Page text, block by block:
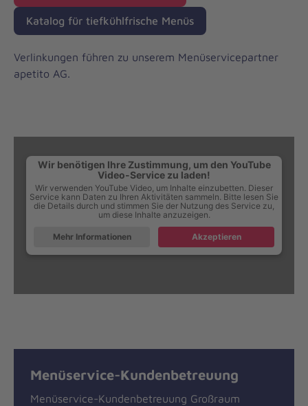
Katalog für tiefkühlfrische Menüs
Verlinkungen führen zu unserem Menüservicepartner
apetito AG.
Wir benötigen Ihre Zustimmung, um den YouTube
Video-Service zu laden!
Wir verwenden YouTube Video, um Inhalte einzubetten. Dieser
Service kann Daten zu Ihren Aktivitäten sammeln. Bitte lesen Sie
die Details durch und stimmen Sie der Nutzung des Service zu,
um diese Inhalte anzuzeigen.
Mehr Informationen Akzeptieren
Menüservice-Kundenbetreuung
Menüservice-Kundenbetreuung Großraum